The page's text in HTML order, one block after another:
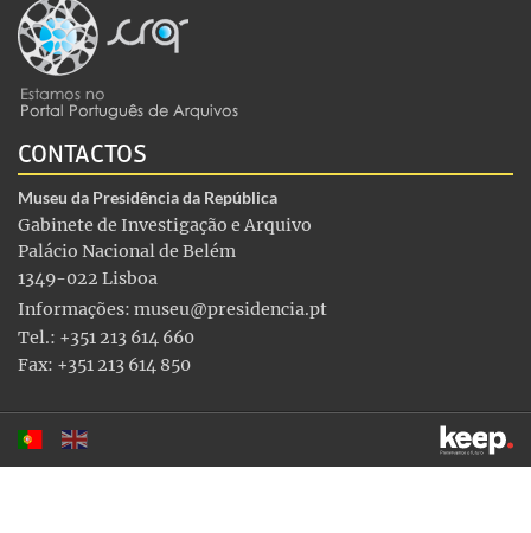
CONTACTOS
Museu da Presidência da República
Gabinete de Investigação e Arquivo
Palácio Nacional de Belém
1349-022 Lisboa
Informações: museu@presidencia.pt
Tel.: +351 213 614 660
Fax: +351 213 614 850